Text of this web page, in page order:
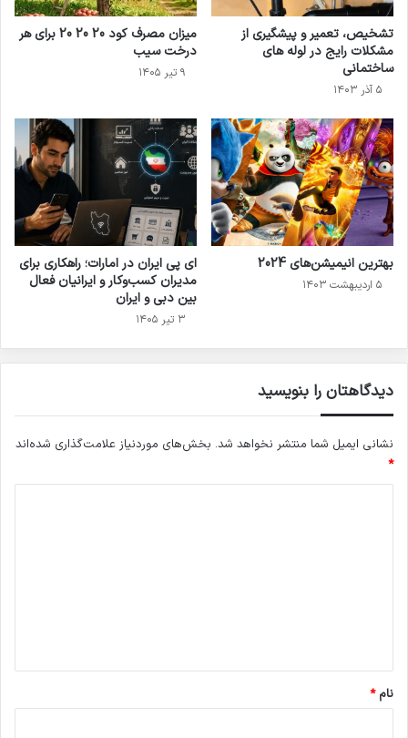
تشخیص، تعمیر و پیشگیری از
مشکلات رایج در لوله های
ساختمانی
۵ آذر ۱۴۰۳
میزان مصرف کود 20 20 20 برای هر
درخت سیب
۹ تیر ۱۴۰۵
بهترین انیمیشن‌های 2024
۵ اردیبهشت ۱۴۰۳
ای پی ایران در امارات؛ راهکاری برای
مدیران کسب‌وکار و ایرانیان فعال
بین دبی و ایران
۳ تیر ۱۴۰۵
دیدگاهتان را بنویسید
نشانی ایمیل شما منتشر نخواهد شد. بخش‌های موردنیاز علامت‌گذاری شده‌اند
*
نام*